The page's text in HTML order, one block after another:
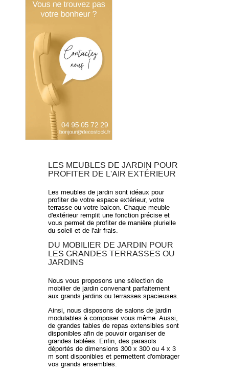
LES MEUBLES DE JARDIN POUR
PROFITER DE L'AIR EXTÉRIEUR
Les meubles de jardin sont idéaux pour
profiter de votre espace extérieur, votre
terrasse ou votre balcon. Chaque meuble
d'extérieur remplit une fonction précise et
vous permet de profiter de manière plurielle
du soleil et de l'air frais.
DU MOBILIER DE JARDIN POUR
LES GRANDES TERRASSES OU
JARDINS
Nous vous proposons une sélection de
mobilier de jardin convenant parfaitement
aux grands jardins ou terrasses spacieuses.
Ainsi, nous disposons de salons de jardin
modulables à composer vous même. Aussi,
de grandes tables de repas extensibles sont
disponibles afin de pouvoir organiser de
grandes tablées. Enfin, des parasols
déportés de dimensions 300 x 300 ou 4 x 3
m sont disponibles et permettent d'ombrager
vos grands ensembles.